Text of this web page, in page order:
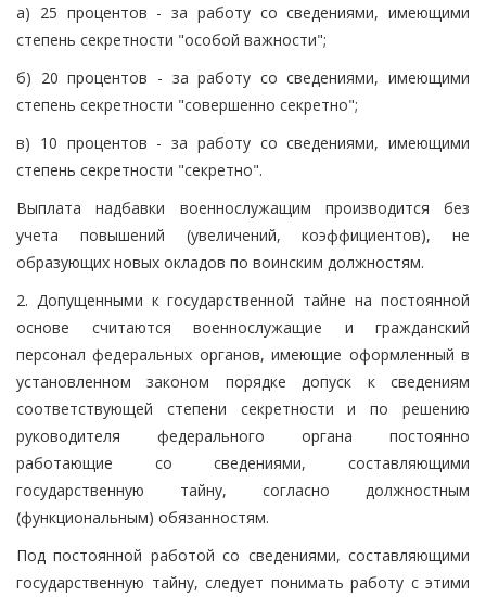
а) 25 процентов - за работу со сведениями, имеющими
степень секретности "особой важности";
б) 20 процентов - за работу со сведениями, имеющими
степень секретности "совершенно секретно";
в) 10 процентов - за работу со сведениями, имеющими
степень секретности "секретно".
Выплата надбавки военнослужащим производится без
учета повышений (увеличений, коэффициентов), не
образующих новых окладов по воинским должностям.
2. Допущенными к государственной тайне на постоянной
основе считаются военнослужащие и гражданский
персонал федеральных органов, имеющие оформленный в
установленном законом порядке допуск к сведениям
соответствующей степени секретности и по решению
руководителя федерального органа постоянно
работающие со сведениями, составляющими
государственную тайну, согласно должностным
(функциональным) обязанностям.
Под постоянной работой со сведениями, составляющими
государственную тайну, следует понимать работу с этими